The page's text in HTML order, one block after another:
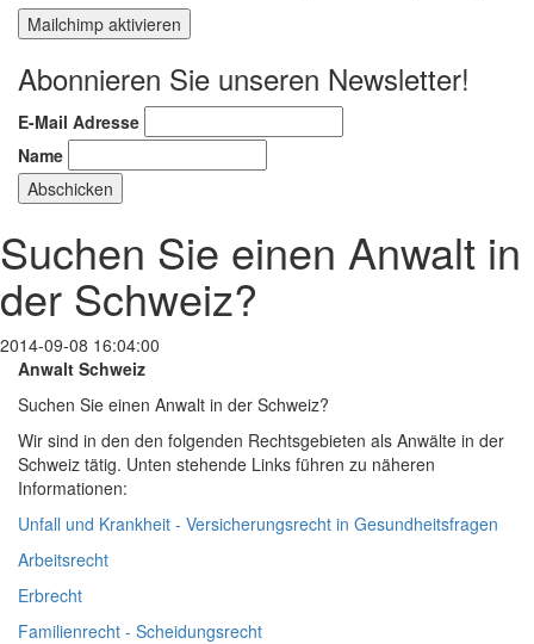
Mailchimp aktivieren
Abonnieren Sie unseren Newsletter!
E-Mail Adresse
Name
Suchen Sie einen Anwalt in
der Schweiz?
2014-09-08 16:04:00
Anwalt Schweiz
Suchen Sie einen Anwalt in der Schweiz?
Wir sind in den den folgenden Rechtsgebieten als Anwälte in der
Schweiz tätig. Unten stehende Links führen zu näheren
Informationen:
Unfall und Krankheit - Versicherungsrecht in Gesundheitsfragen
Arbeitsrecht
Erbrecht
Familienrecht - Scheidungsrecht